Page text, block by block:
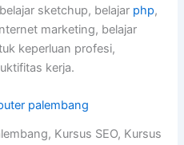
sketchup, belajar php,
marketing, belajar
keperluan profesi,
kerja.
Kursus SEO, Kursus